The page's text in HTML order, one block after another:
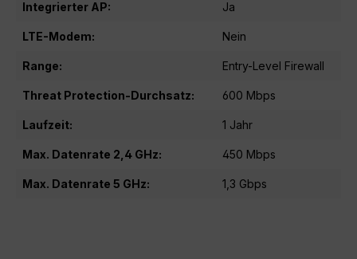
Integrierter AP: Ja
LTE-Modem: Nein
Range: Entry-Level Firewall
Threat Protection-Durchsatz: 600 Mbps
Laufzeit: 1 Jahr
Max. Datenrate 2,4 GHz: 450 Mbps
Max. Datenrate 5 GHz: 1,3 Gbps